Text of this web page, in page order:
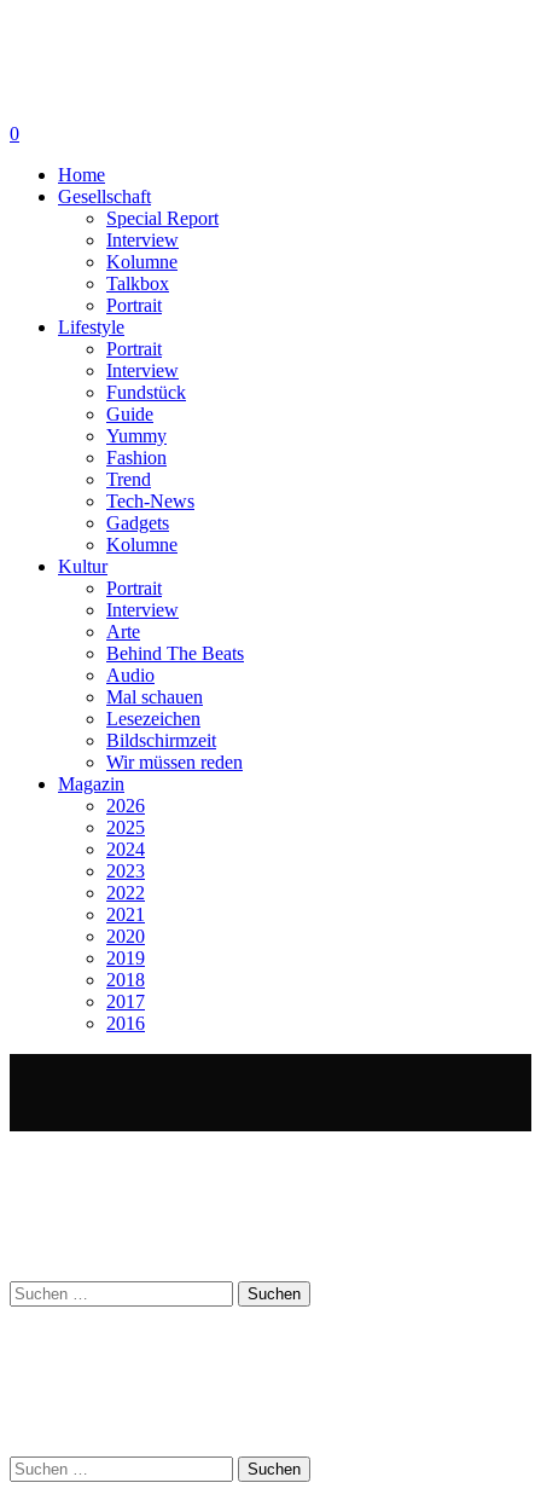
0
Home
Gesellschaft
Special Report
Interview
Kolumne
Talkbox
Portrait
Lifestyle
Portrait
Interview
Fundstück
Guide
Yummy
Fashion
Trend
Tech-News
Gadgets
Kolumne
Kultur
Portrait
Interview
Arte
Behind The Beats
Audio
Mal schauen
Lesezeichen
Bildschirmzeit
Wir müssen reden
Magazin
2026
2025
2024
2023
2022
2021
2020
2019
2018
2017
2016
Suchen
nach:
Suchen
nach: